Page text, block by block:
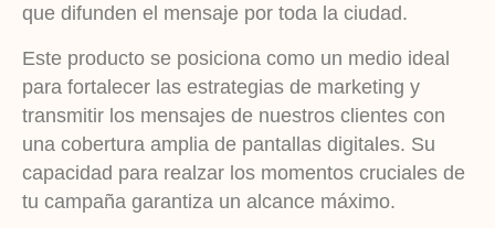
que difunden el mensaje por toda la ciudad.
Este producto se posiciona como un medio ideal
para fortalecer las estrategias de marketing y
transmitir los mensajes de nuestros clientes con
una cobertura amplia de pantallas digitales. Su
capacidad para realzar los momentos cruciales de
tu campaña garantiza un alcance máximo.